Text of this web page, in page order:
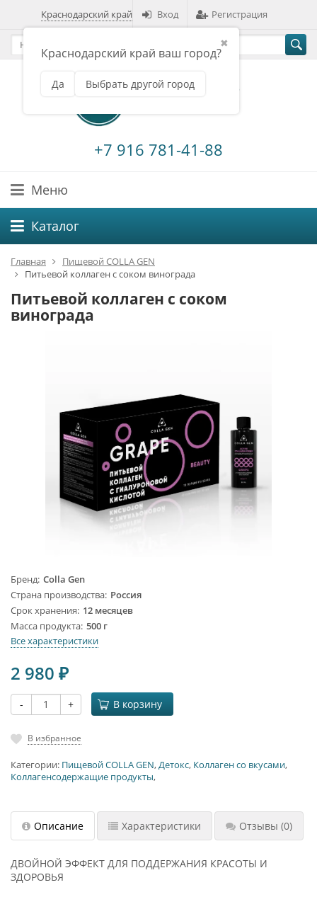
Краснодарский край
✖
Краснодарский край ваш город?
Да Выбрать другой город
Вход Регистрация
+7 916 781-41-88
Меню
Каталог
Главная
Пищевой COLLA GEN
Питьевой коллаген с соком винограда
Питьевой коллаген с соком
винограда
Бренд Colla Gen
Страна производства Россия
Срок хранения 12 месяцев
Масса продукта 500 г
Все характеристики
2 980 ₽
- + В корзину
В избранное
Категории: Пищевой COLLA GEN,Детокс, Коллаген со вкусами,
Коллагенсодержащие продукты,
Описание Характеристики Отзывы (0)
ДВОЙНОЙ ЭФФЕКТ ДЛЯ ПОДДЕРЖАНИЯ КРАСОТЫ И
ЗДОРОВЬЯ